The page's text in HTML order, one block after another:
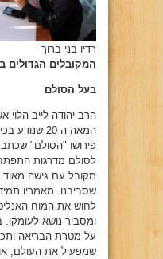
רדיו בני ברוך
המקובלים הגדולים
בעל הסולם
הרב יהודה לייב הלוי
המאה ה-20
פירושו "הסולם"
לסולם מדרגות
מקובל עם גישה
שסביבנו. מאמריו
לחוש את המוח
ומסביר נושא
על מטרת הבריאה
שמפעיל את העולם,